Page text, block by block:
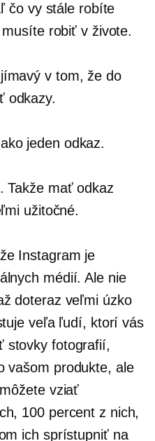
čo vy stále robíte
robiť v živote.
v tom, že do
odkazy.
jeden odkaz.
Takže mať odkaz
užitočné.
Instagram je
médií. Ale nie
doteraz veľmi úzko
veľa ľudí, ktorí vás
stovky fotografií,
vašom produkte, ale
vziať
100 percent z nich,
ich sprístupniť na